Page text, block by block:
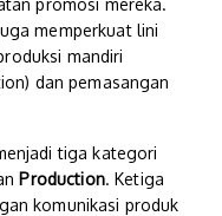
promosi mereka.
memperkuat lini
mandiri
dan pemasangan
tiga kategori
Production. Ketiga
komunikasi produk